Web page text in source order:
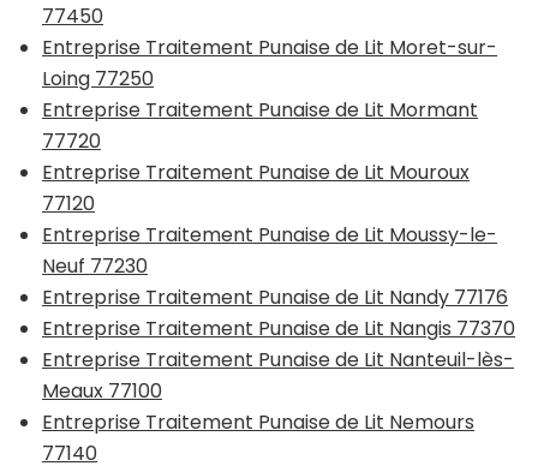
77450
Entreprise Traitement Punaise de Lit Moret-sur-
Loing 77250
Entreprise Traitement Punaise de Lit Mormant
77720
Entreprise Traitement Punaise de Lit Mouroux
77120
Entreprise Traitement Punaise de Lit Moussy-le-
Neuf 77230
Entreprise Traitement Punaise de Lit Nandy 77176
Entreprise Traitement Punaise de Lit Nangis 77370
Entreprise Traitement Punaise de Lit Nanteuil-lès-
Meaux 77100
Entreprise Traitement Punaise de Lit Nemours
77140